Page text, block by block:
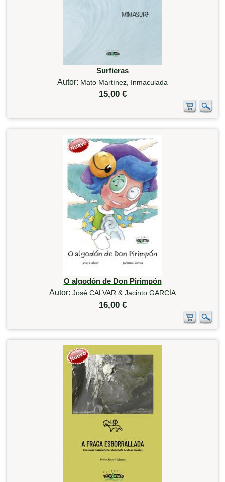
Surfieras
Autor: Mato Martínez, Inmaculada
15,00 €
O algodón de Don Pirimpón
Autor: José CALVAR & Jacinto GARCÍA
16,00 €